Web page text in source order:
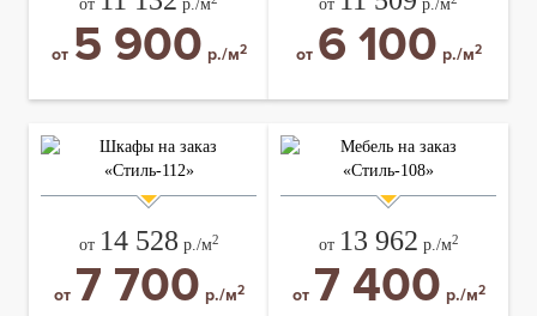
от р./м
от 5 900 р./м2
от р./м
от 6 100 р./м2
от 14 528 р./м2
от 7 700 р./м2
от 13 962 р./м2
от 7 400 р./м2